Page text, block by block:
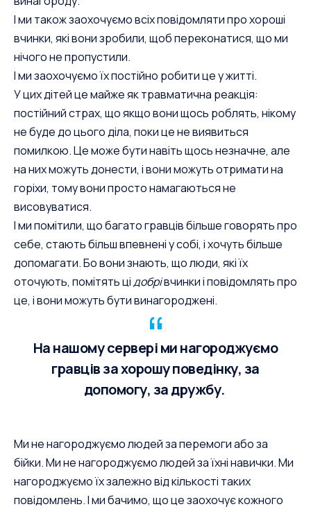
І ми також заохочуємо всіх повідомляти про хороші
вчинки, які вони зробили, щоб переконатися, що ми
нічого не пропустили.
І ми заохочуємо їх постійно робити це у житті.
У цих дітей це майже як травматична реакція:
постійний страх, що якщо вони щось роблять, нікому
не буде до цього діла, поки це не виявиться
помилкою. Це може бути навіть щось незначне, але
на них можуть донести, і вони можуть отримати на
горіхи, тому вони просто намагаються не
висовуватися.
І ми помітили, що багато гравців більше говорять про
себе, стають більш впевнені у собі, і хочуть більше
допомагати. Бо вони знають, що люди, які їх
оточують, помітять цідобрівчинки і повідомлять про
це, і вони можуть бути винагороджені.
На нашому сервері ми нагороджуємо
гравців за хорошу поведінку, за
допомогу, за дружбу.
Ми не нагороджуємо людей за перемоги або за
бійки. Ми не нагороджуємо людей за їхні навички. Ми
нагороджуємо їх залежно від кількості таких
повідомлень. І ми бачимо, що це заохочує кожного